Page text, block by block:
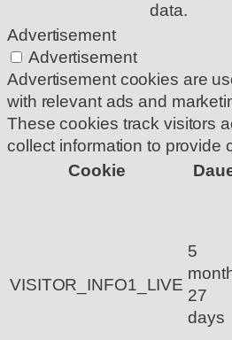
data.
Advertisement
Advertisement
Advertisement cookies are
with relevant ads and
These cookies track visitors
collect information to provide
Cookie
VISITOR_INFO1_LIVE
5
27
days